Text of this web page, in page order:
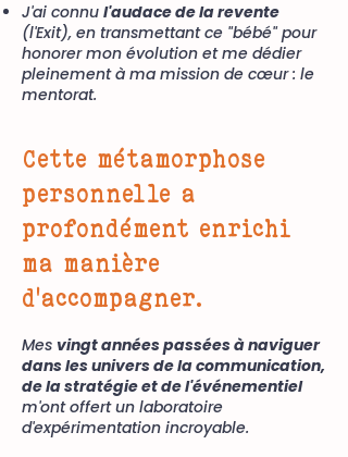
J'ai connu l'audace de la revente
(l'Exit), en transmettant ce "bébé" pour
honorer mon évolution et me dédier
pleinement à ma mission de cœur : le
mentorat.
Cette métamorphose
personnelle a
profondément enrichi
ma manière
d'accompagner.
Mes vingt années passées à naviguer
dans les univers de la communication,
de la stratégie et de l'événementiel
m'ont offert un laboratoire
d'expérimentation incroyable.